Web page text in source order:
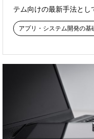
テム向けの最新手法と
アプリ・システム開発の基